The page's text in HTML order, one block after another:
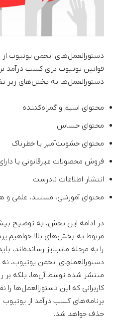
دستورالعمل‌های انجمن یوتیوب
قوانین یوتیوب برای کسب درآمد
دستورالعمل‌ها به بخش‌های زیر
محتوای اسپم و گمراه‌کننده
محتوای حساس
محتوای خشونت‌آمیز یا خطرناک
فروش محصولات غیرقانونی یا
انتشار اطلاعات نادرست
محتوای آموزشی، مستند، علمی و
در ادامه این بخش، به توضیح
مربوط به بخش‌های بالا خواهیم
را به مرحله مانیتایز رسانده‌اند،
دستورالعملهای انجمن یوتیوب،
منتشر شده توسط آن‌ها، بلکه بر
کاربرانی که این دستورالعمل‌ها
برنامه‌های کسب درآمد از یوتیوب
حذف خواهد شد.